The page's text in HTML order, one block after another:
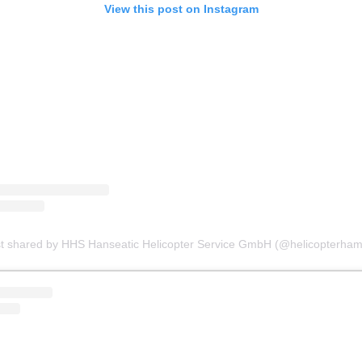
View this post on Instagram
shared by HHS Hanseatic Helicopter Service GmbH